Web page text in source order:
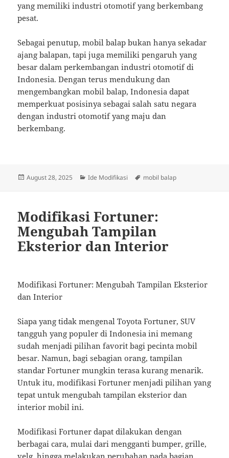
yang memiliki industri otomotif yang berkembang
pesat.
Sebagai penutup, mobil balap bukan hanya sekadar
ajang balapan, tapi juga memiliki pengaruh yang
besar dalam perkembangan industri otomotif di
Indonesia. Dengan terus mendukung dan
mengembangkan mobil balap, Indonesia dapat
memperkuat posisinya sebagai salah satu negara
dengan industri otomotif yang maju dan
berkembang.
Posted
August 28, 2025 Categories
Ide Modifikasi Tags
mobil balap
Modifikasi Fortuner:
Mengubah Tampilan
Eksterior dan Interior
Modifikasi Fortuner: Mengubah Tampilan Eksterior
dan Interior
Siapa yang tidak mengenal Toyota Fortuner, SUV
tangguh yang populer di Indonesia ini memang
sudah menjadi pilihan favorit bagi pecinta mobil
besar. Namun, bagi sebagian orang, tampilan
standar Fortuner mungkin terasa kurang menarik.
Untuk itu, modifikasi Fortuner menjadi pilihan yang
tepat untuk mengubah tampilan eksterior dan
interior mobil ini.
Modifikasi Fortuner dapat dilakukan dengan
berbagai cara, mulai dari mengganti bumper, grille,
velg, hingga melakukan perubahan pada bagian